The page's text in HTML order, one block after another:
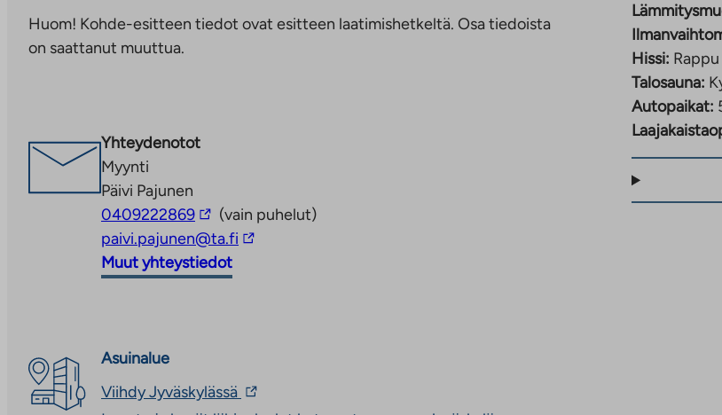
palveluun.
Linkki
Huom! Kohde-esitteen tiedot ovat esitteen laatimishetkeltä. Osa tiedoista
on saattanut muuttua.
Yhteydenotot
Myynti
Päivi Pajunen
0409222869Linkki
vie
ulkopuoliseen
(vain puhelut)
paivi.pajunen@ta.fi Linkki
Muut yhteystiedot
Asuinalue
Viihdy Jyväskylässä Linkki
vie
Hissi:
Talosauna:
Autopaikat: